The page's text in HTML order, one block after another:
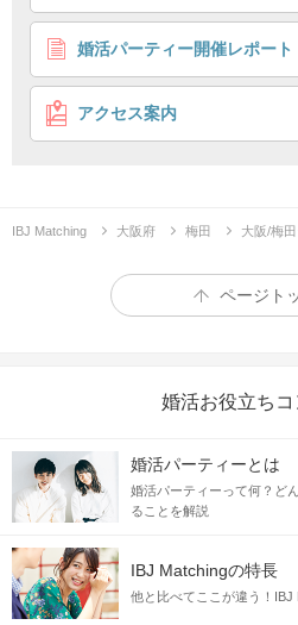
1年記念日にプロポーズが理
個室8対8 シングルマッチング
企画詳細
＼結婚に前向きな
1年記念日に彼から
憧れていた婚約・結
年収500万円以上のお仕
家事や料理を頑張る
婚活パーティー開催レポート
アクセス案内
IBJ Matching 大阪府 梅田 大阪/梅
ページト
婚活お役立ち
婚活パーティーとは
婚活パーティーって何？ど
ることを解説
IBJ Matchingの特長
他と比べてここが違う！IBJ